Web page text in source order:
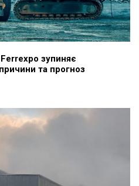
зупиняє
та прогноз